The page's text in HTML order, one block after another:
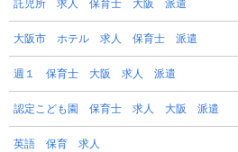
託児所 求人 保育士 大阪 派遣
大阪市 ホテル 求人 保育士 派遣
週１ 保育士 大阪 求人 派遣
認定こども園 保育士 求人 大阪 派遣
英語 保育 求人